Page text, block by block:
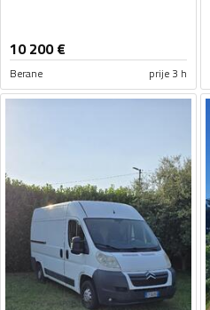
10 200€
Berane prije 3 h